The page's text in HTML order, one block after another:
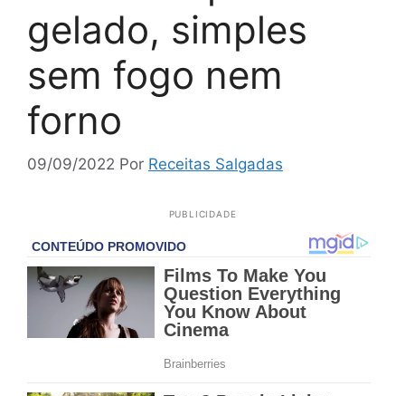
gelado, simples
sem fogo nem
forno
09/09/2022 Por Receitas Salgadas
PUBLICIDADE